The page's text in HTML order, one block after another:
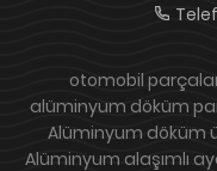
otomobil
alüminyum döküm
Alüminyum döküm
Alüminyum alaşımlı